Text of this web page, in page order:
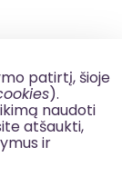
patirtį, šioje
).
naudoti
atšaukti,
ir